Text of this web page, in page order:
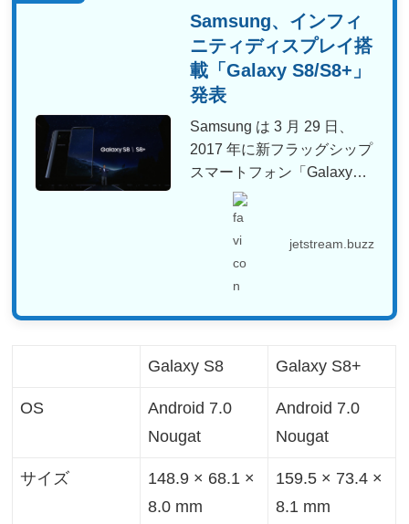
Samsung、インフィ
ニティディスプレイ搭
載「Galaxy S8/S8+」
発表
Samsung は 3 月 29 日、
2017 年に新フラッグシップ
スマートフォン「Galaxy
jetstream.buzz
Galaxy S8 Galaxy S8+
OS
Android 7.0
Nougat
Android 7.0
Nougat
サイズ
148.9 × 68.1 ×
8.0 mm
159.5 × 73.4 ×
8.1 mm